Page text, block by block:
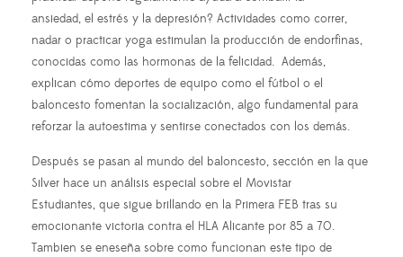
ansiedad, el estrés y la depresión? Actividades como correr,
nadar o practicar yoga estimulan la producción de endorfinas,
conocidas como las hormonas de la felicidad. Además,
explican cómo deportes de equipo como el fútbol o el
baloncesto fomentan la socialización, algo fundamental para
reforzar la autoestima y sentirse conectados con los demás.
Después se pasan al mundo del baloncesto, sección en la que
Silver hace un análisis especial sobre el Movistar
Estudiantes, que sigue brillando en la Primera FEB tras su
emocionante victoria contra el HLA Alicante por 85 a 70.
Tambien se eneseña sobre como funcionan este tipo de